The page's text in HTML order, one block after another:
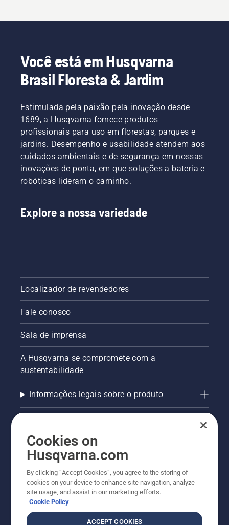
Você está em Husqvarna
Brasil Floresta & Jardim
Estimulada pela paixão pela inovação desde
1689, a Husqvarna fornece produtos
profissionais para uso em florestas, parques e
jardins. Desempenho e usabilidade atendem aos
cuidados ambientais e de segurança em nossas
inovações de ponta, em que soluções a bateria e
robóticas lideram o caminho.
Explore a nossa variedade
Localizador de revendedores
Fale conosco
Sala de imprensa
A Husqvarna se compromete com a
sustentabilidade
Informações legais sobre o produto
Outros sites Husqvarna
Trabalhe Conosco
Cookies on
Husqvarna.com
By clicking “Accept Cookies”, you agree to the storing of
cookies on your device to enhance site navigation, analyze
site usage, and assist in our marketing efforts.
Cookie Policy
ACCEPT COOKIES